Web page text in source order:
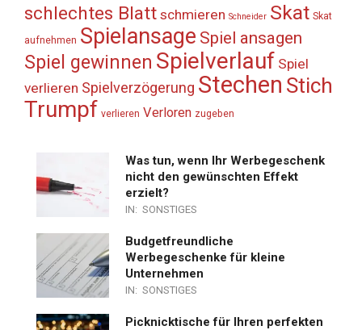
schlechtes Blatt schmieren Schneider Skat Skat
aufnehmen Spielansage Spiel ansagen
Spiel gewinnen Spielverlauf Spiel
verlieren Spielverzögerung Stechen Stich
Trumpf verlieren Verloren zugeben
Was tun, wenn Ihr Werbegeschenk
nicht den gewünschten Effekt
erzielt?
IN: SONSTIGES
Budgetfreundliche
Werbegeschenke für kleine
Unternehmen
IN: SONSTIGES
Picknicktische für Ihren perfekten